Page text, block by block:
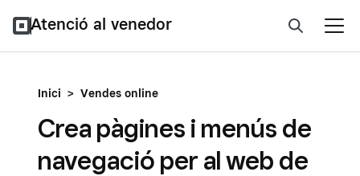
Atenció al venedor
Inici > Vendes online
Crea pàgines i menús de
navegació per al web de